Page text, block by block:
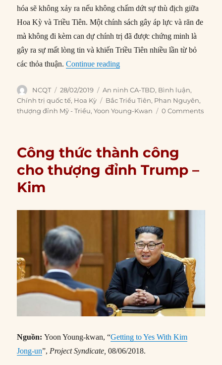
hóa sẽ không xảy ra nếu không chấm dứt sự thù địch giữa
Hoa Kỳ và Triều Tiên. Một chính sách gây áp lực và răn đe
mà không đi kèm can dự chính trị đã được chứng minh là
gây ra sự mất lòng tin và khiến Triều Tiên nhiều lần từ bỏ
các thỏa thuận.Continue reading“Thượng đỉnh Hà Nội nên được
Author
NCQT
Posted
on
28/02/2019 Categories
An ninh CA-TBD, Bình luận,
Chính trị quốc tế, Hoa Kỳ Tags
Bắc Triều Tiên, Phan Nguyên,
thượng đỉnh Mỹ - Triều,Yoon Young-Kwan 0 Comments
Công thức thành công
cho thượng đỉnh Trump –
Kim
Nguồn:Yoon Young-kwan, “Getting to Yes With Kim
Jong-un”, Project Syndicate,08/06/2018.